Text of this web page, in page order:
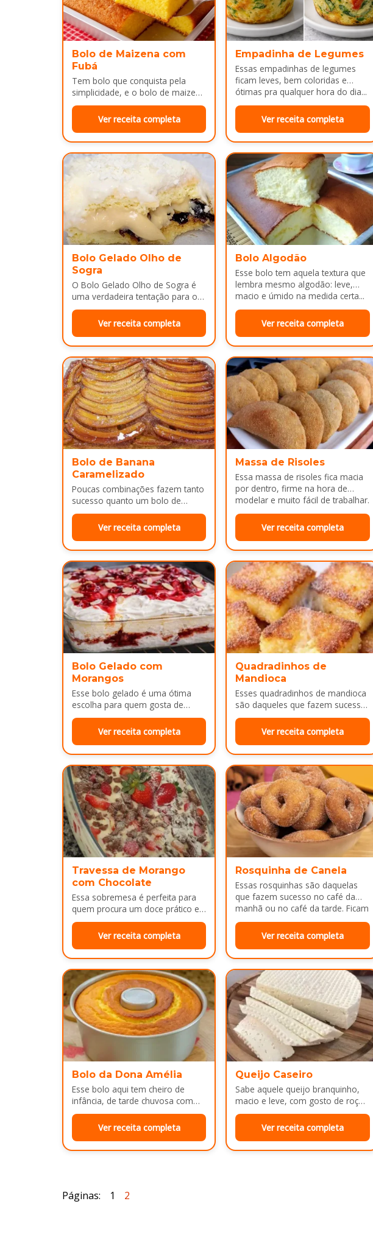
Bolo de Maizena com
Fubá
Tem bolo que conquista pela
simplicidade, e o bolo de maizena
com fubá é um ótimo exemplo..
Ver receita completa
Empadinha de Legumes
Essas empadinhas de legumes
ficam leves, bem coloridas e
ótimas pra qualquer hora do dia...
Ver receita completa
Bolo Gelado Olho de
Sogra
O Bolo Gelado Olho de Sogra é
uma verdadeira tentação para os
amantes de sobremesas
refrescantes e cheias de sabor...
Ver receita completa
Bolo Algodão
Esse bolo tem aquela textura que
lembra mesmo algodão: leve,
macio e úmido na medida certa...
Ver receita completa
Bolo de Banana
Caramelizado
Poucas combinações fazem tanto
sucesso quanto um bolo de
banana com uma calda
douradinha por cima. Enquanto
assa, aquele cheirinho…
Ver receita completa
Massa de Risoles
Essa massa de risoles fica macia
por dentro, firme na hora de
modelar e muito fácil de trabalhar.
É uma…
Ver receita completa
Bolo Gelado com
Morangos
Esse bolo gelado é uma ótima
escolha para quem gosta de
sobremesas bem cremosas e
refrescantes. As camadas de
massa…
Ver receita completa
Quadradinhos de
Mandioca
Esses quadradinhos de mandioca
são daqueles que fazem sucesso
no café da tarde ou como
sobremesa depois do almoço.
Por…
Ver receita completa
Travessa de Morango
com Chocolate
Essa sobremesa é perfeita para
quem procura um doce prático e
bonito para servir em almoços de
família, aniversários ou…
Ver receita completa
Rosquinha de Canela
Essas rosquinhas são daquelas
que fazem sucesso no café da
manhã ou no café da tarde. Ficam
bem douradinhas por…
Ver receita completa
Bolo da Dona Amélia
Esse bolo aqui tem cheiro de
infância, de tarde chuvosa com
café passado na hora e risada
solta na cozinha!…
Ver receita completa
Queijo Caseiro
Sabe aquele queijo branquinho,
macio e leve, com gosto de roça
e cara de mesa de café da manhã
Ver receita completa
Páginas: 1 2